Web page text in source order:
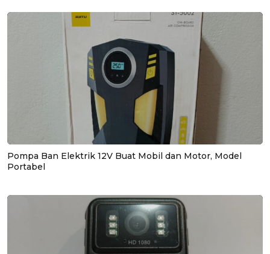
Pompa Ban Elektrik 12V Buat Mobil dan Motor, Model
Portabel